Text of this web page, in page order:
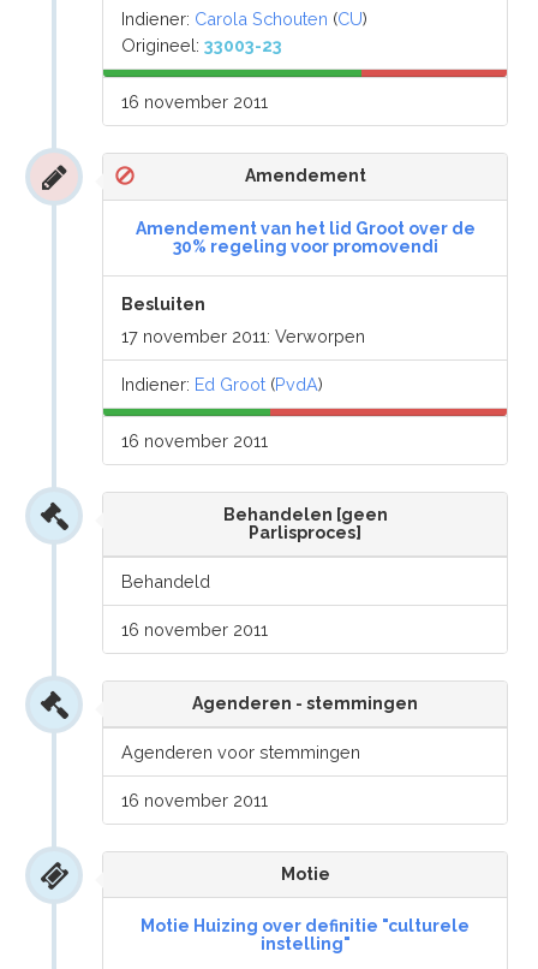
Indiener: Carola Schouten (CU)
Origineel:33003-23
16 november 2011
Amendement
Amendement van het lid Groot over de
30% regeling voor promovendi
Besluiten
17 november 2011: Verworpen
Indiener: Ed Groot (PvdA)
16 november 2011
Behandelen [geen
Parlisproces]
Behandeld
16 november 2011
Agenderen - stemmingen
Agenderen voor stemmingen
16 november 2011
Motie
Motie Huizing over definitie "culturele
instelling"